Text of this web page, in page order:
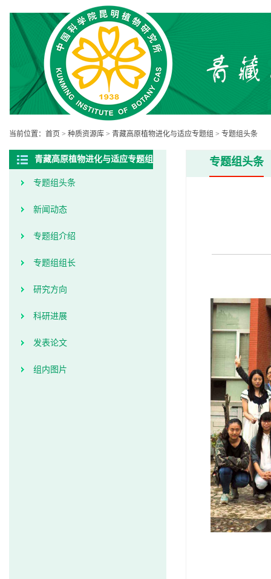
当前位置： 首页 > 种质资源库 > 青藏高原植物进化与适应专题组 > 专题组头条
青藏高原植物进化与适应专题组
专题组头条
新闻动态
专题组介绍
专题组组长
研究方向
科研进展
发表论文
组内图片
专题组头条